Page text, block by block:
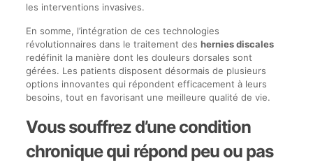
les interventions invasives.
En somme, l’intégration de ces technologies
révolutionnaires dans le traitement des hernies discales
redéfinit la manière dont les douleurs dorsales sont
gérées. Les patients disposent désormais de plusieurs
options innovantes qui répondent efficacement à leurs
besoins, tout en favorisant une meilleure qualité de vie.
Vous souffrez d’une condition
chronique qui répond peu ou pas